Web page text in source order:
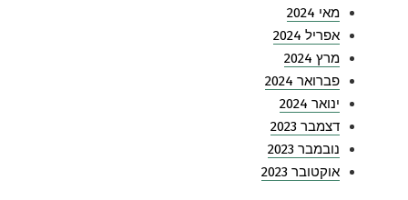
מאי 2024
אפריל 2024
מרץ 2024
פברואר 2024
ינואר 2024
דצמבר 2023
נובמבר 2023
אוקטובר 2023